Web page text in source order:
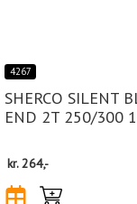
4267
SHERCO SILENT
END 2T 250/300
kr.264,-